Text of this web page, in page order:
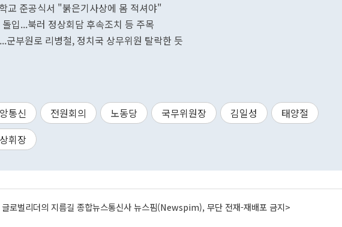
교 준공식서 "붉은기사상에 몸 적셔야"
입...북러 정상회담 후속조치 등 주목
군부원로 리병철, 정치국 상무위원 탈락한 듯
통신 전원회의 노동당 국무위원장 김일성
태양절
휘장
로벌리더의 지름길 종합뉴스통신사 뉴스핌(Newspim), 무단 전재-재배포 금지>